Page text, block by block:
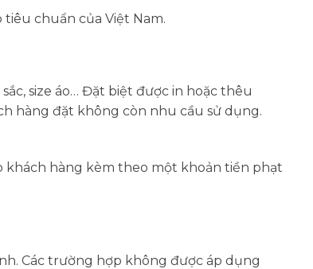
chuẩn của Việt Nam.
size áo… Đặt biệt được in hoặc thêu
hàng đặt không còn nhu cầu sử dụng.
khách hàng kèm theo một khoản tiền phạt
Các trường hợp không được áp dụng